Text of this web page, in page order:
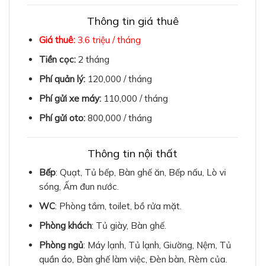
Thông tin giá thuê
Giá thuê: 3.6 triệu / tháng
Tiền cọc: 2 tháng
Phí quản lý: 120,000 / tháng
Phí gửi xe máy: 110,000 / tháng
Phí gửi oto: 800,000 / tháng
Thông tin nội thất
Bếp: Quạt, Tủ bếp, Bàn ghế ăn, Bếp nấu, Lò vi
sóng, Ấm đun nước.
WC: Phòng tắm, toilet, bồ rửa mặt.
Phòng khách: Tủ giày, Bàn ghế.
Phòng ngủ: Máy lạnh, Tủ lạnh, Giường, Nệm, Tủ
quần áo, Bàn ghế làm việc, Đèn bàn, Rèm của.